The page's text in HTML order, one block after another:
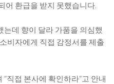
어 환급을 받지 못했습니다.
데 향이 달라 가품을 의심했
비자에게 직접 감정서를 제출
직접 본사에 확인하라”고 안내